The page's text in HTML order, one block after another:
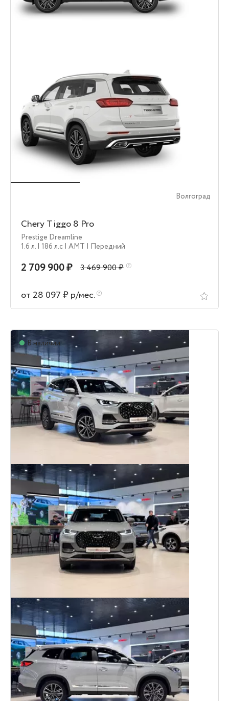
Волгоград
Chery Tiggo 8 Pro
Prestige Dreamline
1.6 л. | 186 л.c | AMT | Передний
2 709 900 ₽ 3 469 900 ₽
от 28 097 ₽ р/мес.
В наличии